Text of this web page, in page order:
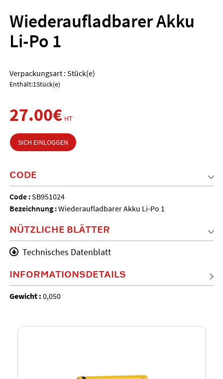
Wiederaufladbarer Akku
Li-Po 1
Verpackungsart : Stück(e)
Enthält:1Stück(e)
27.00€ HT
SICH EINLOGGEN
CODE
Code :SB951024
Bezeichnung :Wiederaufladbarer Akku Li-Po 1
NÜTZLICHE BLÄTTER
Technisches Datenblatt
INFORMATIONSDETAILS
Gewicht : 0,050